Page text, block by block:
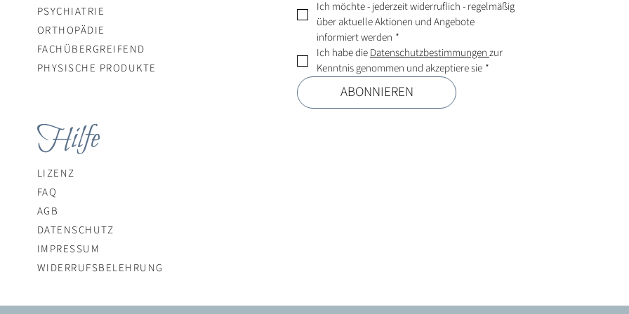
PSYCHIATRIE
ORTHOPÄDIE
​FACHÜBERGREIFEND
PHYSISCHE PRODUKTE
Hilfe
LIZENZ
FAQ
AGB
DATENSCHUTZ
IMPRESSUM
WIDERRUFSBELEHRUNG
Ich möchte - jederzeit widerruflich - regelmäßig
über aktuelle Aktionen und Angebote
informiert werden *
Ich habe die Datenschutzbestimmungen zur
Kenntnis genommen und akzeptiere sie *
ABONNIEREN